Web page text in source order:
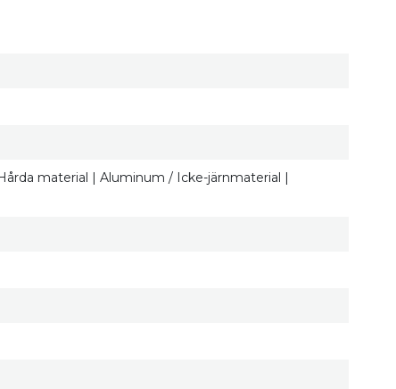
material | Aluminum / Icke-järnmaterial |